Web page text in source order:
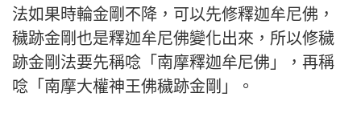
法如果時輪金剛不降，可以先修釋迦牟尼佛，
穢跡金剛也是釋迦牟尼佛變化出來，所以修穢
跡金剛法要先稱唸「南摩釋迦牟尼佛」，再稱
唸「南摩大權神王佛穢跡金剛」。